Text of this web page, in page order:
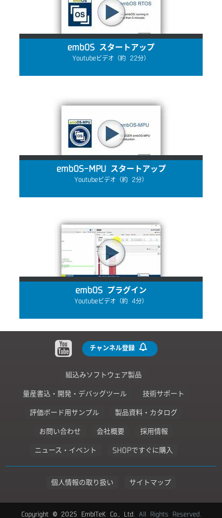
embOS スタートアップ
Youtubeビデオ（約 22分）
embOS-MPU スタートアップ
Youtubeビデオ（約 2分）
embOS プラグイン
Youtubeビデオ（約 4分）
チャンネル登録
組込みソフトウェア製品
量産書込・開発・デバッグツール 技術サポート
評価ボード用サンプル 製品資料・カタログ
お問い合わせ 会社概要 採用情報
ニュース・イベント SHOPですぐに購入
個人情報の取り扱い サイトマップ
Copyright © 2025 EmbITeK Co., Ltd. All Rights Reserved.